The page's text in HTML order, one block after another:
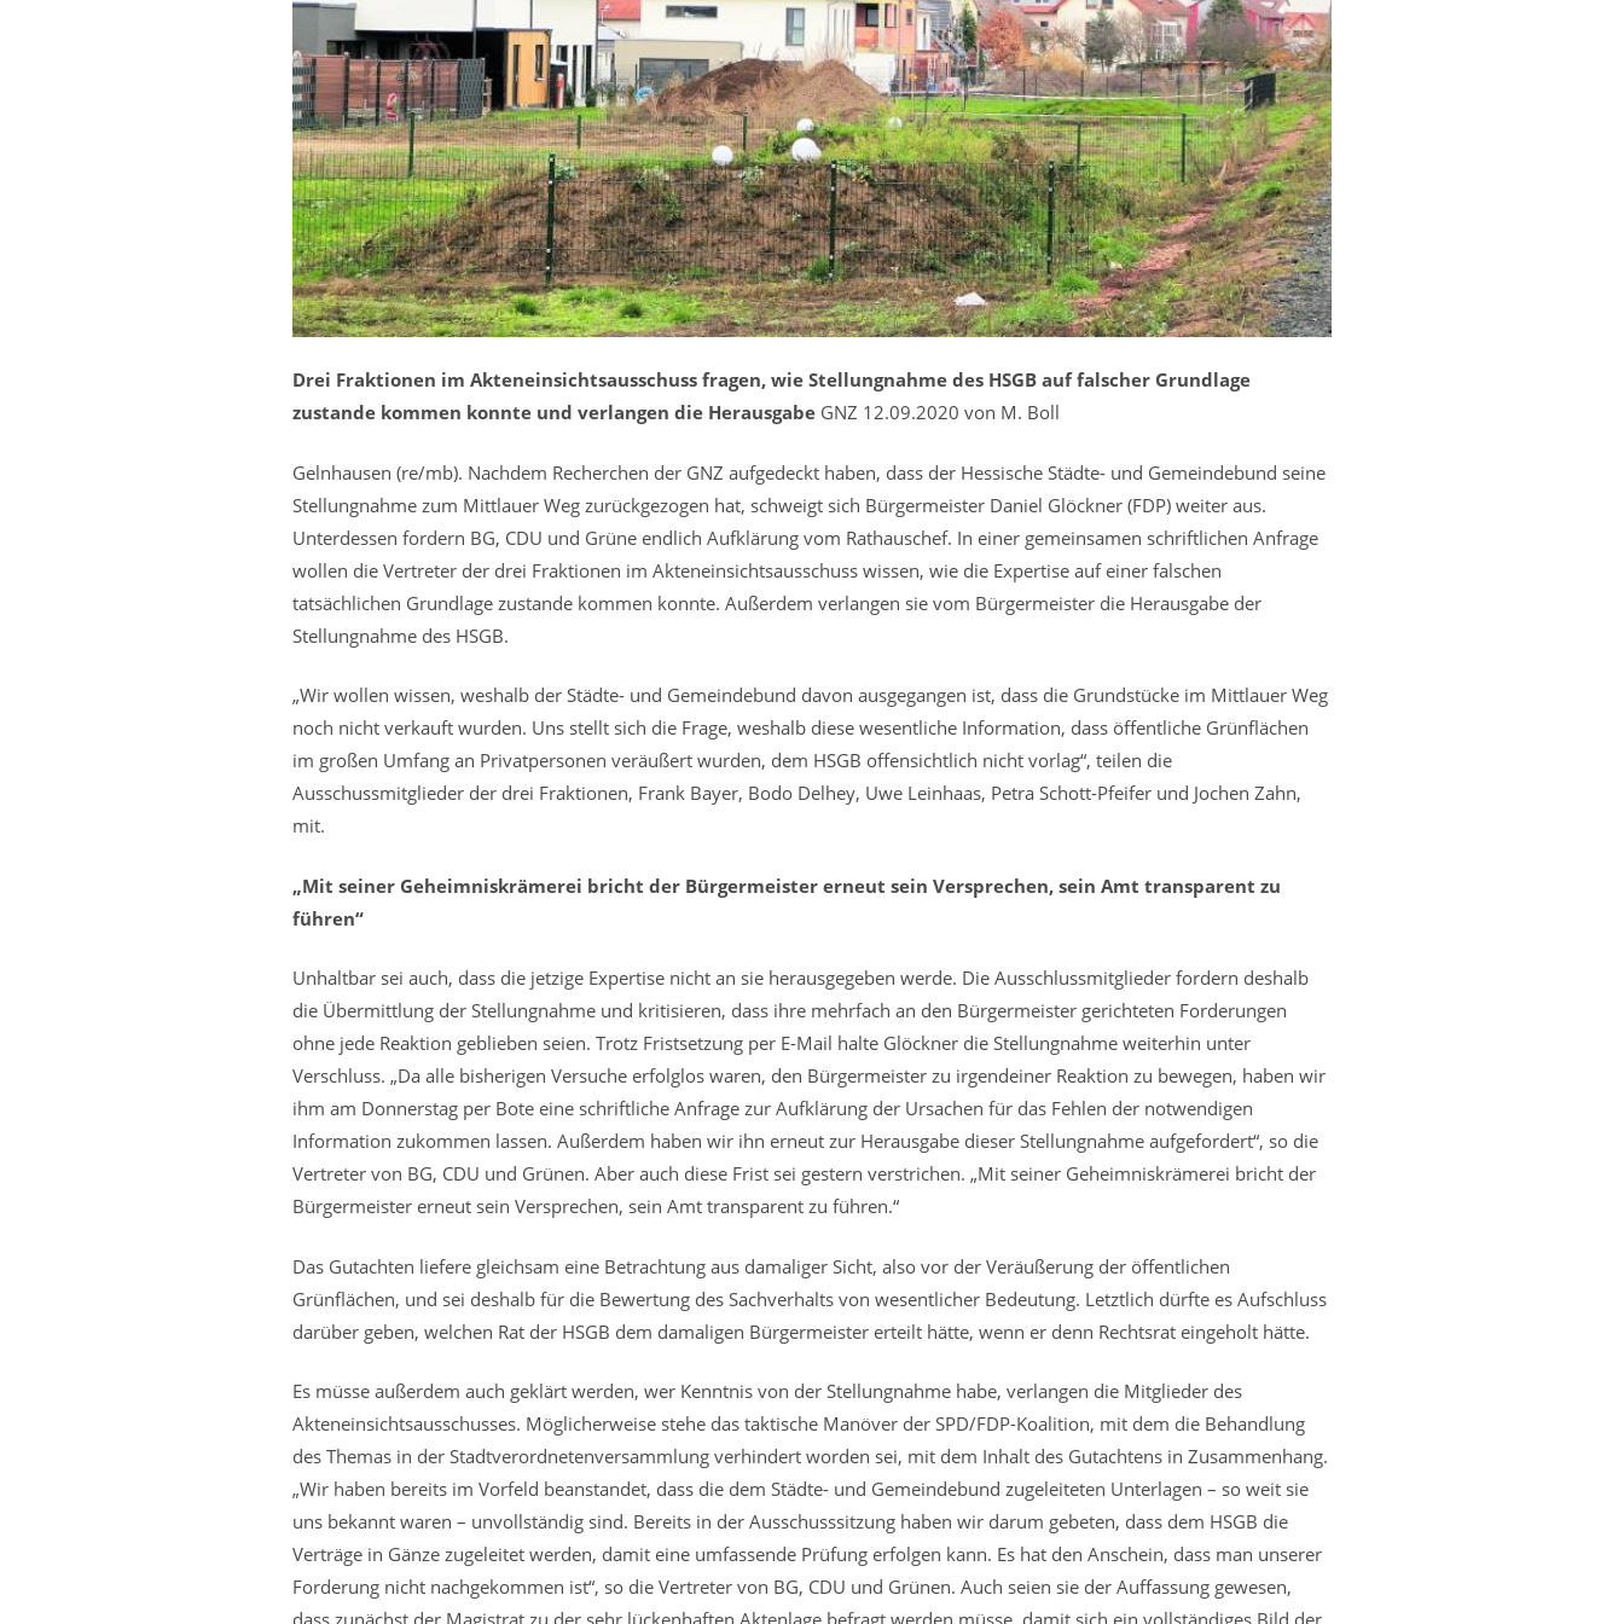
Drei Fraktionen im Akteneinsichtsausschuss fragen, wie Stellungnahme des HSGB auf falscher Grundlage
zustande kommen konnte und verlangen die Herausgabe GNZ 12.09.2020 von M. Boll
Gelnhausen (re/mb). Nachdem Recherchen der GNZ aufgedeckt haben, dass der Hessische Städte- und Gemeindebund seine
Stellungnahme zum Mittlauer Weg zurückgezogen hat, schweigt sich Bürgermeister Daniel Glöckner (FDP) weiter aus.
Unterdessen fordern BG, CDU und Grüne endlich Aufklärung vom Rathauschef. In einer gemeinsamen schriftlichen Anfrage
wollen die Vertreter der drei Fraktionen im Akteneinsichtsausschuss wissen, wie die Expertise auf einer falschen
tatsächlichen Grundlage zustande kommen konnte. Außerdem verlangen sie vom Bürgermeister die Herausgabe der
Stellungnahme des HSGB.
„Wir wollen wissen, weshalb der Städte- und Gemeindebund davon ausgegangen ist, dass die Grundstücke im Mittlauer Weg
noch nicht verkauft wurden. Uns stellt sich die Frage, weshalb diese wesentliche Information, dass öffentliche Grünflächen
im großen Umfang an Privatpersonen veräußert wurden, dem HSGB offensichtlich nicht vorlag“, teilen die
Ausschussmitglieder der drei Fraktionen, Frank Bayer, Bodo Delhey, Uwe Leinhaas, Petra Schott-Pfeifer und Jochen Zahn,
mit.
„Mit seiner Geheimniskrämerei bricht der Bürgermeister erneut sein Versprechen, sein Amt transparent zu
führen“
Unhaltbar sei auch, dass die jetzige Expertise nicht an sie herausgegeben werde. Die Ausschlussmitglieder fordern deshalb
die Übermittlung der Stellungnahme und kritisieren, dass ihre mehrfach an den Bürgermeister gerichteten Forderungen
ohne jede Reaktion geblieben seien. Trotz Fristsetzung per E-Mail halte Glöckner die Stellungnahme weiterhin unter
Verschluss. „Da alle bisherigen Versuche erfolglos waren, den Bürgermeister zu irgendeiner Reaktion zu bewegen, haben wir
ihm am Donnerstag per Bote eine schriftliche Anfrage zur Aufklärung der Ursachen für das Fehlen der notwendigen
Information zukommen lassen. Außerdem haben wir ihn erneut zur Herausgabe dieser Stellungnahme aufgefordert“, so die
Vertreter von BG, CDU und Grünen. Aber auch diese Frist sei gestern verstrichen. „Mit seiner Geheimniskrämerei bricht der
Bürgermeister erneut sein Versprechen, sein Amt transparent zu führen.“
Das Gutachten liefere gleichsam eine Betrachtung aus damaliger Sicht, also vor der Veräußerung der öffentlichen
Grünflächen, und sei deshalb für die Bewertung des Sachverhalts von wesentlicher Bedeutung. Letztlich dürfte es Aufschluss
darüber geben, welchen Rat der HSGB dem damaligen Bürgermeister erteilt hätte, wenn er denn Rechtsrat eingeholt hätte.
Es müsse außerdem auch geklärt werden, wer Kenntnis von der Stellungnahme habe, verlangen die Mitglieder des
Akteneinsichtsausschusses. Möglicherweise stehe das taktische Manöver der SPD/FDP-Koalition, mit dem die Behandlung
des Themas in der Stadtverordnetenversammlung verhindert worden sei, mit dem Inhalt des Gutachtens in Zusammenhang.
„Wir haben bereits im Vorfeld beanstandet, dass die dem Städte- und Gemeindebund zugeleiteten Unterlagen – so weit sie
uns bekannt waren – unvollständig sind. Bereits in der Ausschusssitzung haben wir darum gebeten, dass dem HSGB die
Verträge in Gänze zugeleitet werden, damit eine umfassende Prüfung erfolgen kann. Es hat den Anschein, dass man unserer
Forderung nicht nachgekommen ist“, so die Vertreter von BG, CDU und Grünen. Auch seien sie der Auffassung gewesen,